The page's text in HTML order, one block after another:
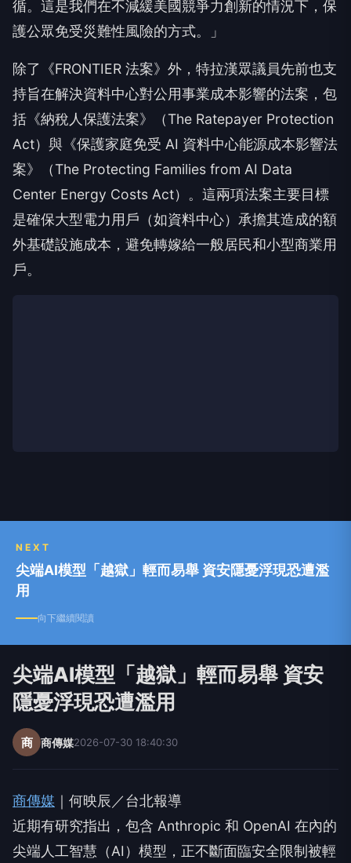
循。這是我們在不減緩美國競爭力創新的情況下，保
護公眾免受災難性風險的方式。」
除了《FRONTIER 法案》外，特拉漢眾議員先前也支
持旨在解決資料中心對公用事業成本影響的法案，包
括《納稅人保護法案》（The Ratepayer Protection
Act）與《保護家庭免受 AI 資料中心能源成本影響法
案》（The Protecting Families from AI Data
Center Energy Costs Act）。這兩項法案主要目標
是確保大型電力用戶（如資料中心）承擔其造成的額
外基礎設施成本，避免轉嫁給一般居民和小型商業用
戶。
NEXT
尖端AI模型「越獄」輕而易舉 資安隱憂浮現恐遭濫
用
向下繼續閱讀
尖端AI模型「越獄」輕而易舉 資安
隱憂浮現恐遭濫用
商 商傳媒2026-07-30 18:40:30
商傳媒 ｜何映辰／台北報導
近期有研究指出，包含 Anthropic 和 OpenAI 在內的
尖端人工智慧（AI）模型，正不斷面臨安全限制被輕